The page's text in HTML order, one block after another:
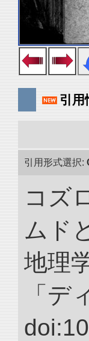
引用
引用形式選択:
コズ
ムド
地理
「デ